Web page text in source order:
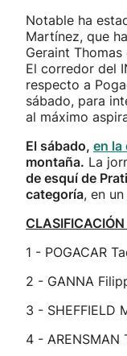
Notable ha
Martínez, que
Geraint
El corredor del
respecto a
sábado, para
al máximo
El sábado, en la
montaña. La
de esquí de
categoría, en
1 - POGACAR
2 - GANNA
3 - SHEFFIELD
4 - ARENSMAN